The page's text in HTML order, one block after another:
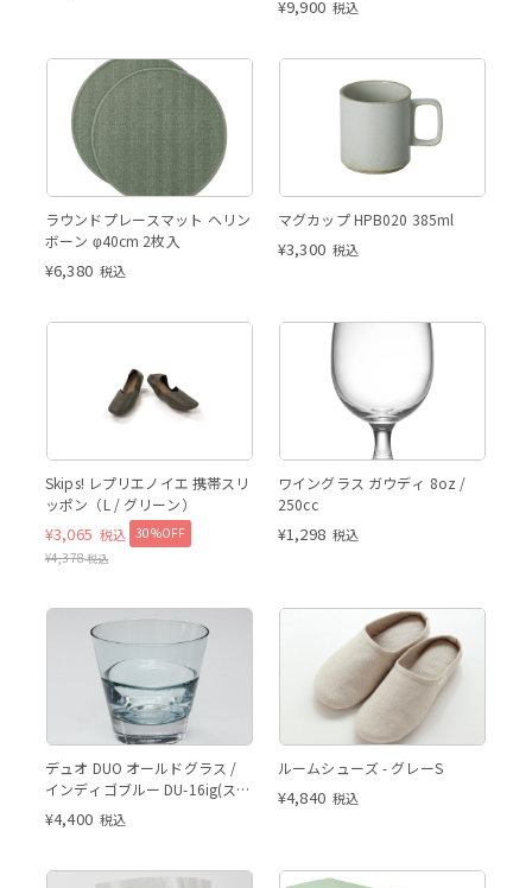
¥9,900 税込
ラウンドプレースマット ヘリン
ボーン φ40cm 2枚入
¥6,380 税込
マグカップ HPB020 385ml
¥3,300 税込
Skips! レプリエノイエ 携帯スリ
ッポン（L / グリーン）
¥3,065 税込 30%OFF
¥4,378税込
ワイングラス ガウディ 8oz /
250cc
¥1,298 税込
デュオ DUO オールドグラス /
インディゴブルー DU-16ig(スガ
ハラ・sghr)
¥4,400 税込
ルームシューズ - グレーS
¥4,840 税込